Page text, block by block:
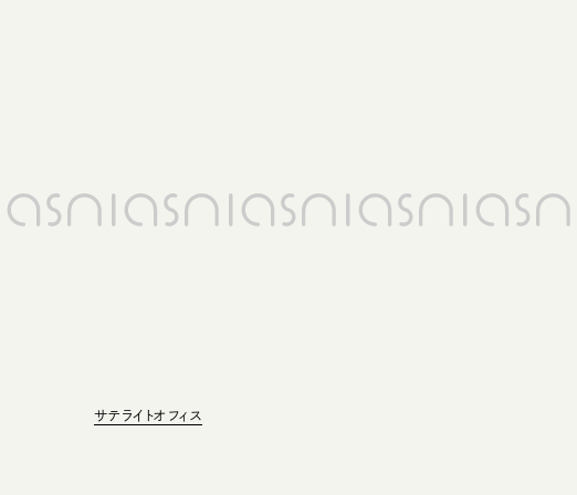
サテライトオフィス